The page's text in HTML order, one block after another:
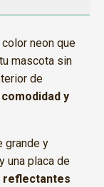
neon que
mascota sin
de
y
grande y
una placa de
reflectantes